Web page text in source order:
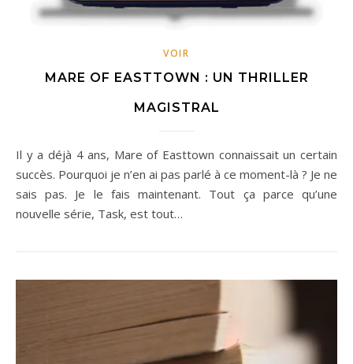
VOIR
MARE OF EASTTOWN : UN THRILLER
MAGISTRAL
Il y a déjà 4 ans, Mare of Easttown connaissait un certain
succès. Pourquoi je n’en ai pas parlé à ce moment-là ? Je ne
sais pas. Je le fais maintenant. Tout ça parce qu’une
nouvelle série, Task, est tout…